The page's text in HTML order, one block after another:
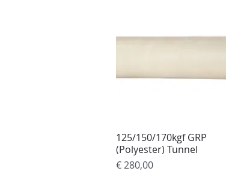
Snel overzicht
125/150/170kgf GRP
(Polyester) Tunnel
Prijs
€ 280,00